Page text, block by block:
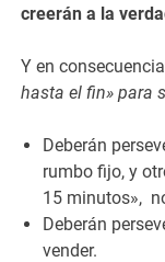
creerán a la
Y en
hasta el fin» para
Deberán
rumbo fijo, y
15 minutos»,
Deberán
vender.